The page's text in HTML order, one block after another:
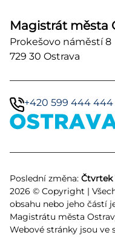
Magistrát města
Prokešovo náměstí 8
729 30 Ostrava
+420 599 444 444
Poslední změna: Čtvrtek
2026 © Copyright |
obsahu nebo jeho částí
Magistrátu města
Webové stránky jsou ve